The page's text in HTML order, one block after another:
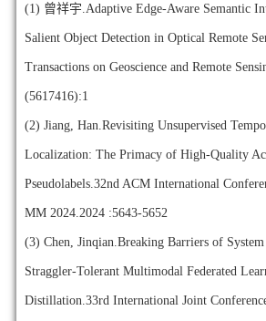
(1) 曾祥宇.Adaptive Edge-Aware Semantic
Salient Object Detection in Optical Remote
Transactions on Geoscience and Remote
(5617416):1
(2) Jiang, Han.Revisiting Unsupervised
Localization: The Primacy of High-Quality
Pseudolabels.32nd ACM International
MM 2024.2024 :5643-5652
(3) Chen, Jinqian.Breaking Barriers of
Straggler-Tolerant Multimodal Federated
Distillation.33rd International Joint